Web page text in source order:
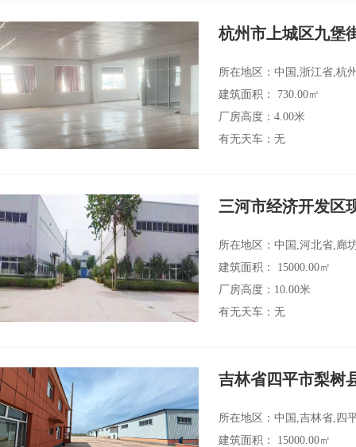
杭州市上城区九堡
所在地区：中国,浙江省,杭
建筑面积： 730.00㎡
厂房高度：4.00米
有无天车：无
三河市经济开发区
所在地区：中国,河北省,廊
建筑面积： 15000.00㎡
厂房高度：10.00米
有无天车：无
吉林省四平市梨树
所在地区：中国,吉林省,四
建筑面积： 15000.00㎡